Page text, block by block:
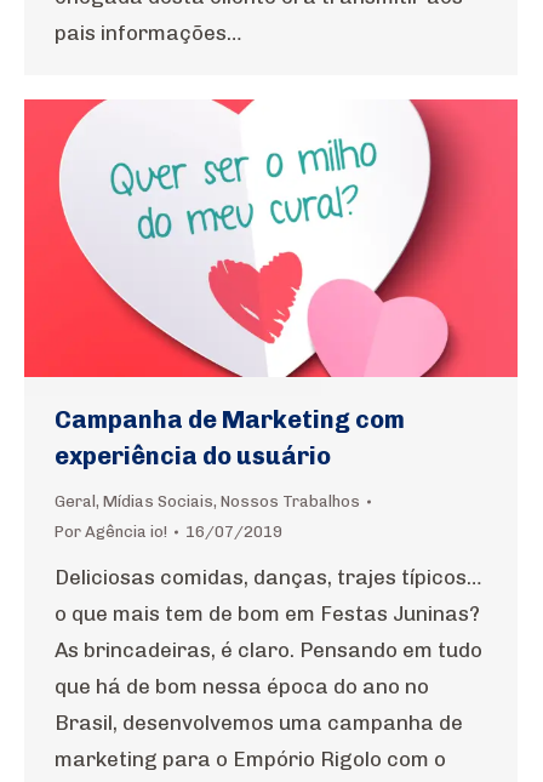
pais informações…
Campanha de Marketing com
experiência do usuário
Geral , Mídias Sociais, Nossos Trabalhos
Por Agência io! 16/07/2019
Deliciosas comidas, danças, trajes típicos…
o que mais tem de bom em Festas Juninas?
As brincadeiras, é claro. Pensando em tudo
que há de bom nessa época do ano no
Brasil, desenvolvemos uma campanha de
marketing para o Empório Rigolo com o